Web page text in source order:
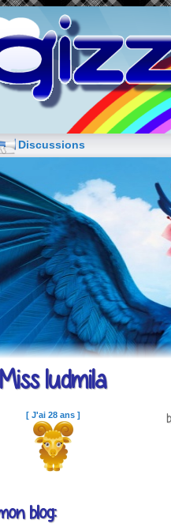
Discussions
Miss ludmila
[ J'ai 28 ans ]
blog: